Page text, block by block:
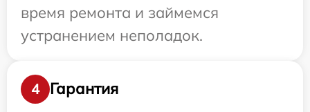
время ремонта и займемся
устранением неполадок.
4
Гарантия